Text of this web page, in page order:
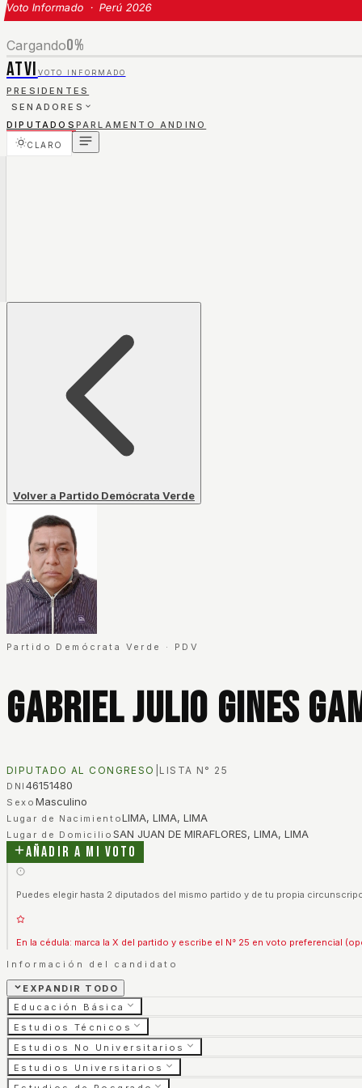
Voto Informado · Perú 2026
Cargando0%
ATVI VOTO INFORMADO
PRESIDENTES
SENADORES
DIPUTADOS PARLAMENTO ANDINO
CLARO
Volver a Partido Demócrata Verde
Partido Demócrata Verde · PDV
Gabriel Julio Gines
DIPUTADO AL CONGRESO LISTA N° 25
DNI 46151480
Sexo Masculino
Lugar de NacimientoLIMA, LIMA, LIMA
Lugar de Domicilio SAN JUAN DE MIRAFLORES, LIMA, LIMA
Añadir a mi voto
Puedes elegir hasta 2 diputados del mismo partido y de tu propia
En la cédula: marca la X del partido y escribe el N° 25 en voto preferencial
Información del candidato
EXPANDIR TODO
Educación Básica
Estudios Técnicos
Estudios No Universitarios
Estudios Universitarios